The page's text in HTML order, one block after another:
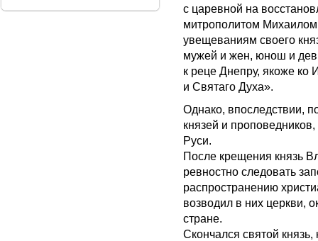
с царевной на
митрополитом
увещеваниям своего
мужей и жен, юнош и
к реце Днепру, якоже
и Святаго Духа».
Однако, впоследствии,
князей и
Руси.
После крещения князь
ревностно следовать
распространению
возводил в них церкви,
стране.
Скончался святой